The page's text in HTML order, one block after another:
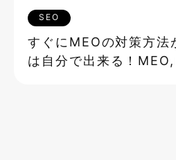
SEO
すぐにMEOの対策方法
は自分で出来る！